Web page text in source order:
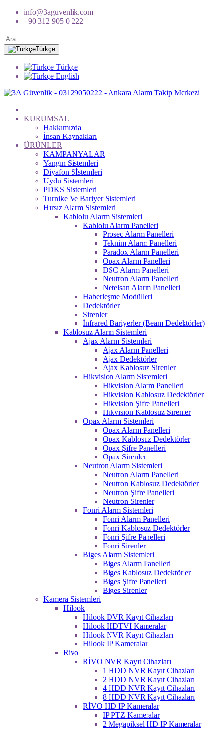
info@3aguvenlik.com
+90 312 905 0 222
Türkçe
Türkçe
English
KURUMSAL
Hakkımızda
İnsan Kaynakları
ÜRÜNLER
KAMPANYALAR
Yangın Sistemleri
Diyafon Sİstemleri
Uydu Sistemleri
PDKS Sistemleri
Turnike Ve Bariyer Sistemleri
Hırsız Alarm Sistemleri
Kablolu Alarm Sistemleri
Kablolu Alarm Panelleri
Prosec Alarm Panelleri
Teknim Alarm Panelleri
Paradox Alarm Panelleri
Opax Alarm Panelleri
DSC Alarm Panelleri
Neutron Alarm Panelleri
Netelsan Alarm Panelleri
Haberleşme Modülleri
Dedektörler
Sirenler
İnfrared Bariyerler (Beam Dedektörler)
Kablosuz Alarm Sistemleri
Ajax Alarm Sistemleri
Ajax Alarm Panelleri
Ajax Dedektörler
Ajax Kablosuz Sirenler
Hikvision Alarm Sistemleri
Hikvision Alarm Panelleri
Hikvision Kablosuz Dedektörler
Hikvision Şifre Panelleri
Hikvision Kablosuz Sirenler
Opax Alarm Sistemleri
Opax Alarm Panelleri
Opax Kablosuz Dedektörler
Opax Şifre Panelleri
Opax Sirenler
Neutron Alarm Sistemleri
Neutron Alarm Panelleri
Neutron Kablosuz Dedektörler
Neutron Şifre Panelleri
Neutron Sirenler
Fonri Alarm Sistemleri
Fonri Alarm Panelleri
Fonri Kablosuz Dedektörler
Fonri Şifre Panelleri
Fonri Sirenler
Biges Alarm Sistemleri
Biges Alarm Panelleri
Biges Kablosuz Dedektörler
Biges Şifre Panelleri
Biges Sirenler
Kamera Sistemleri
Hilook
Hilook DVR Kayıt Cihazları
Hilook HDTVI Kameralar
Hilook NVR Kayıt Cihazları
Hilook IP Kameralar
Rivo
RİVO NVR Kayıt Cihazları
1 HDD NVR Kayıt Cihazları
2 HDD NVR Kayıt Cihazları
4 HDD NVR Kayıt Cihazları
8 HDD NVR Kayıt Cihazları
RİVO HD IP Kameralar
IP PTZ Kameralar
2 Megapiksel HD IP Kameralar